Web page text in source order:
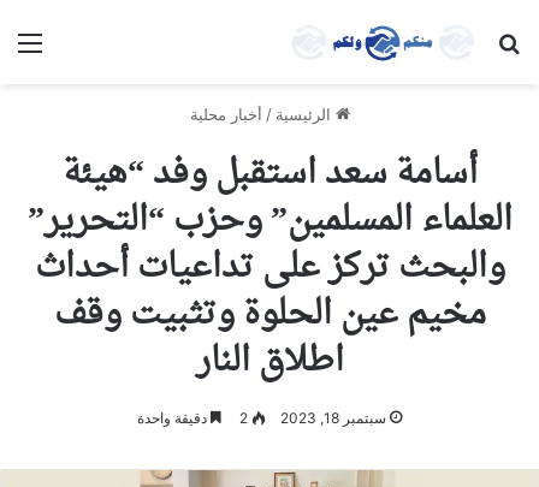
بحث عن
الرئيسية / أخبار محلية
أسامة سعد استقبل وفد “هيئة
العلماء المسلمين” وحزب “التحرير”
والبحث تركز على تداعيات أحداث
مخيم عين الحلوة وتثبيت وقف
اطلاق النار
سبتمبر 18, 2023 2 دقيقة واحدة